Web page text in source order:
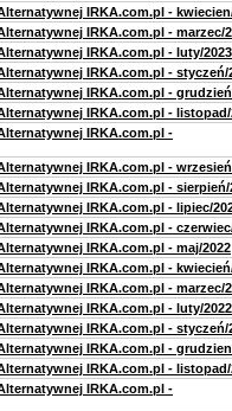
IRKA.com.pl -
IRKA.com.pl - marzec/
IRKA.com.pl - luty/2023
IRKA.com.pl - styczeń/
IRKA.com.pl -
IRKA.com.pl - listopad/
IRKA.com.pl -
IRKA.com.pl -
IRKA.com.pl - sierpień/
IRKA.com.pl - lipiec/
IRKA.com.pl -
IRKA.com.pl - maj/2022
IRKA.com.pl -
IRKA.com.pl - marzec/
IRKA.com.pl - luty/2022
IRKA.com.pl - styczeń/
IRKA.com.pl -
IRKA.com.pl - listopad/
IRKA.com.pl -